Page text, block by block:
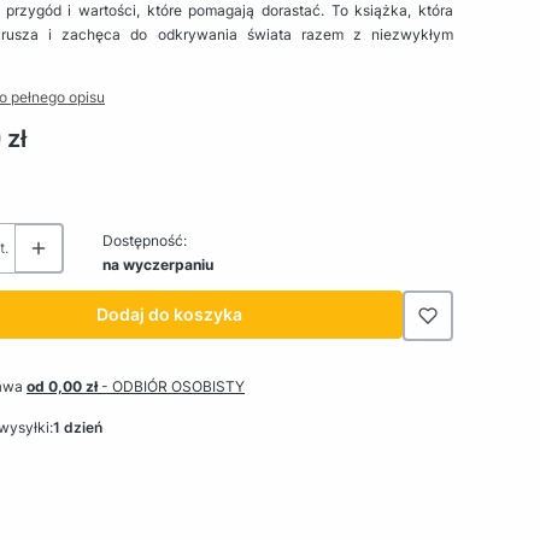
przygód i wartości, które pomagają dorastać. To książka, która
i zachęca do odkrywania świata razem z niezwykłym
pełnego opisu
Dostępność:
na wyczerpaniu
Dodaj do koszyka
od 0,00 zł- ODBIÓR OSOBISTY
1 dzień